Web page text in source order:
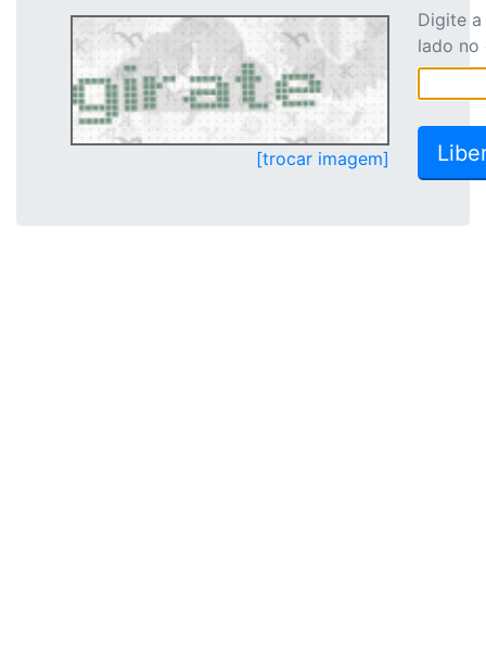
[trocar imagem]
Digite
lado no